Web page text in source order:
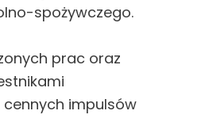
spożywczego.
prac oraz
impulsów